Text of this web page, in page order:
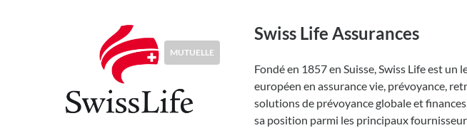
MUTUELLE
Swiss Life Assurances
Fondé en 1857 en Suisse, Swiss Life est un
européen en assurance vie, prévoyance,
solutions de prévoyance globale et
sa position parmi les principaux